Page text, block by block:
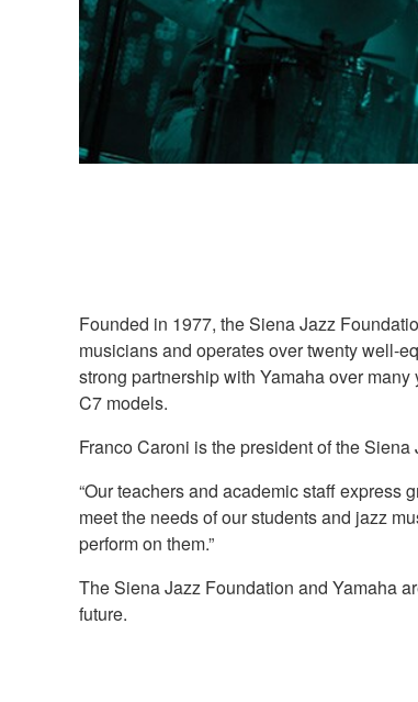
Founded in 1977, the Siena Jazz
musicians and operates over twenty well-
strong partnership with Yamaha over
C7 models.
Franco Caroni is the president of the
“Our teachers and academic staff express
meet the needs of our students and jazz
perform on them.”
The Siena Jazz Foundation and Yamaha
future.